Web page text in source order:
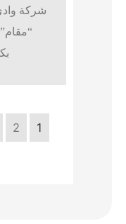
شركة
“مقام”
1
2